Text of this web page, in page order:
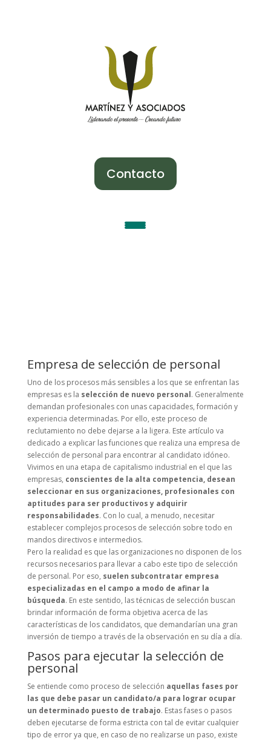
Contacto
Empresa de selección de personal
Uno de los procesos más sensibles a los que se enfrentan las
empresas es la selección de nuevo personal. Generalmente
demandan profesionales con unas capacidades, formación y
experiencia determinadas. Por ello, este proceso de
reclutamiento no debe dejarse a la ligera. Este artículo va
dedicado a explicar las funciones que realiza una empresa de
selección de personal para encontrar al candidato idóneo.
Vivimos en una etapa de capitalismo industrial en el que las
empresas, conscientes de la alta competencia, desean
seleccionar en sus organizaciones, profesionales con
aptitudes para ser productivos y adquirir
responsabilidades. Con lo cual, a menudo, necesitar
establecer complejos procesos de selección sobre todo en
mandos directivos e intermedios.
Pero la realidad es que las organizaciones no disponen de los
recursos necesarios para llevar a cabo este tipo de selección
de personal. Por eso, suelen subcontratar empresa
especializadas en el campo a modo de afinar la
búsqueda. En este sentido, las técnicas de selección buscan
brindar información de forma objetiva acerca de las
características de los candidatos, que demandarían una gran
inversión de tiempo a través de la observación en su día a día.
Pasos para ejecutar la selección de
personal
Se entiende como proceso de selección aquellas fases por
las que debe pasar un candidato/a para lograr ocupar
un determinado puesto de trabajo. Estas fases o pasos
deben ejecutarse de forma estricta con tal de evitar cualquier
tipo de error ya que, en caso de no realizarse un paso, existe